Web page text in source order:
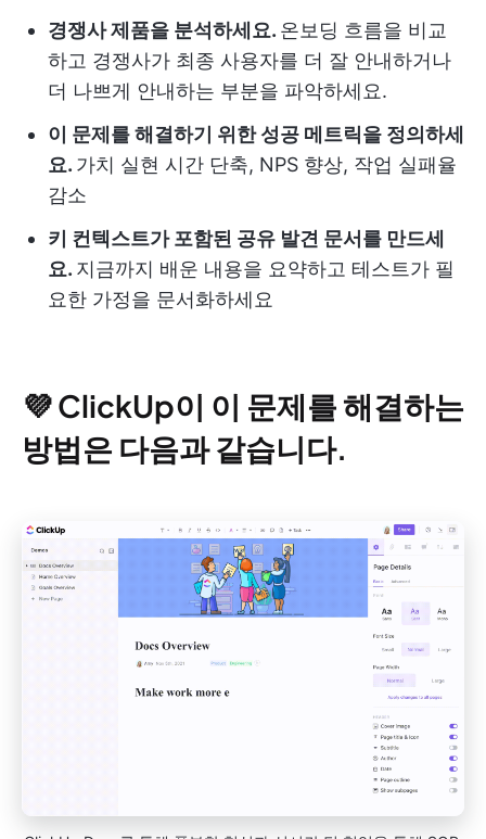
경쟁사 제품을 분석하세요. 온보딩 흐름을 비교
하고 경쟁사가 최종 사용자를 더 잘 안내하거나
더 나쁘게 안내하는 부분을 파악하세요.
이 문제를 해결하기 위한 성공 메트릭을 정의하세
요. 가치 실현 시간 단축, NPS 향상, 작업 실패율
감소
키 컨텍스트가 포함된 공유 발견 문서를 만드세
요. 지금까지 배운 내용을 요약하고 테스트가 필
요한 가정을 문서화하세요
💜 ClickUp이 이 문제를 해결하는
방법은 다음과 같습니다.